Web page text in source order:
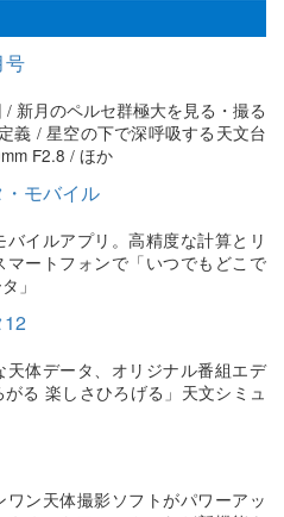
号
/ 新月のペルセ群極大を見る・撮る
義 / 星空の下で深呼吸する天文台
F2.8 / ほか
モバイル
イルアプリ。高精度な計算とリ
マートフォンで「いつでもどこで
」
12
天体データ、オリジナル番組エデ
る 楽しさひろげる」天文シミュ
ン天体撮影ソフトがパワーアッ